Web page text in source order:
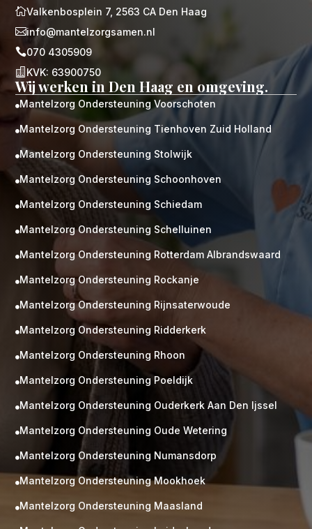
Gratis
M
Valkenbosplein 7, 2563 CA Den Haag
info@mantelzorgsamen.nl
070 4305909
 KVK: 63900750
Wij werken in Den Haag en omgeving.
Mantelzorg Ondersteuning Voorschoten
Mantelzorg Ondersteuning Tienhoven Zuid Holland
Mantelzorg Ondersteuning Stolwijk
Mantelzorg Ondersteuning Schoonhoven
Mantelzorg Ondersteuning Schiedam
Mantelzorg Ondersteuning Schelluinen
Mantelzorg Ondersteuning Rotterdam Albrandswaard
Mantelzorg Ondersteuning Rockanje
Mantelzorg Ondersteuning Rijnsaterwoude
Mantelzorg Ondersteuning Ridderkerk
Mantelzorg Ondersteuning Rhoon
Mantelzorg Ondersteuning Poeldijk
Mantelzorg Ondersteuning Ouderkerk Aan Den Ijssel
Mantelzorg Ondersteuning Oude Wetering
Mantelzorg Ondersteuning Numansdorp
Mantelzorg Ondersteuning Mookhoek
Mantelzorg Ondersteuning Maasland